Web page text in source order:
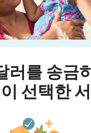
러를 송금
선택한